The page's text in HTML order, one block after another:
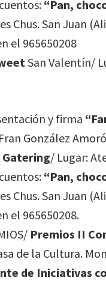
“Pan,
Chus. San Juan
el 965650208
San Valentín/
y firma
González
/ Lugar:
“Pan,
Chus. San Juan
el 965650208.
Premios II
de la Cultura.
de Iniciativas